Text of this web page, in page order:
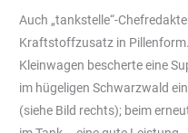
Auch „tankstelle“-
Kraftstoffzusatz in
Kleinwagen bescherte eine
im hügeligen Schwarzwald
(siehe Bild rechts); beim